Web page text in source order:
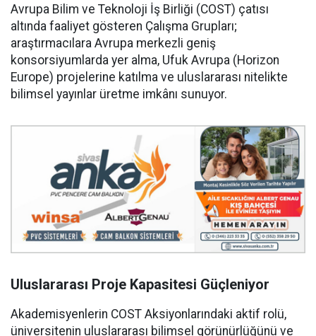
Avrupa Bilim ve Teknoloji İş Birliği (COST) çatısı
altında faaliyet gösteren Çalışma Grupları;
araştırmacılara Avrupa merkezli geniş
konsorsiyumlarda yer alma, Ufuk Avrupa (Horizon
Europe) projelerine katılma ve uluslararası nitelikte
bilimsel yayınlar üretme imkânı sunuyor.
Uluslararası Proje Kapasitesi Güçleniyor
Akademisyenlerin COST Aksiyonlarındaki aktif rolü,
üniversitenin uluslararası bilimsel görünürlüğünü ve